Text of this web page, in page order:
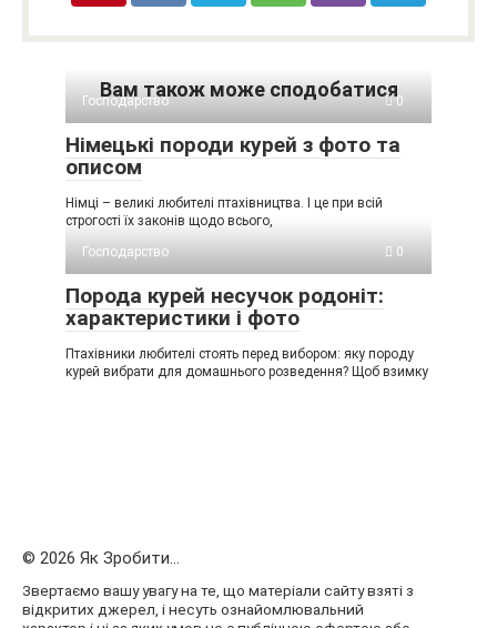
Вам також може сподобатися
Господарство 0
Німецькі породи курей з фото та
описом
Німці – великі любителі птахівництва. І це при всій
строгості їх законів щодо всього,
Господарство
0
Порода курей несучок родоніт:
характеристики і фото
Птахівники любителі стоять перед вибором: яку породу
курей вибрати для домашнього розведення? Щоб взимку
© 2026 Як Зробити...
Звертаємо вашу увагу на те, що матеріали сайту взяті з
відкритих джерел, і несуть ознайомлювальний